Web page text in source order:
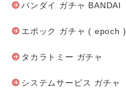
バンダイ ガチャ BANDAI
エポック ガチャ ( epoch )
タカラトミー ガチャ
システムサービス ガチャ